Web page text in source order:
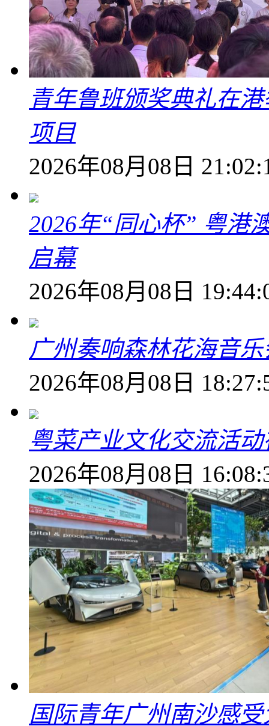
青年鲁班颁奖典礼在
项目
2026年08月08日
2026年“同心杯” 粤港
启幕
2026年08月08日
广州奏响森林花海音
2026年08月08日
粤菜产业文化交流活
2026年08月08日
国际青年广州南沙感